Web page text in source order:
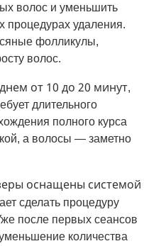
волос и уменьшить
процедурах удаления.
фолликулы,
волос.
от 10 до 20 минут,
длительного
полного курса
а волосы — заметно
оснащены системой
сделать процедуру
после первых сеансов
количества